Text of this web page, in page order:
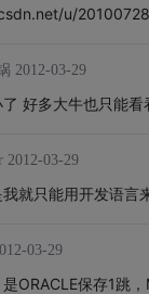
u/
2012-03-29
好多大牛也只能看
2012-03-29
就只能用开发语
03-29
ORACLE保存1跳